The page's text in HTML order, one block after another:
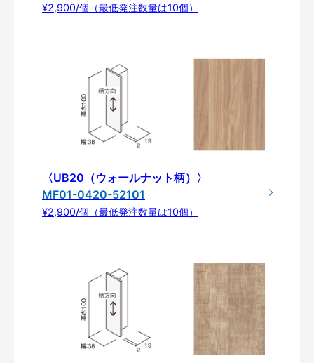
¥2,900/個（最低発注数量は10個）
〈UB20（ウォールナット柄）〉
MF01-0420-52101
¥2,900/個（最低発注数量は10個）